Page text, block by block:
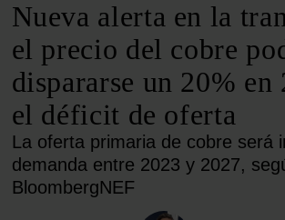
Nueva alerta en la
el precio del cobre
dispararse un 20% en
el déficit de oferta
La oferta primaria de cobre será
demanda entre 2023 y 2027,
BloombergNEF